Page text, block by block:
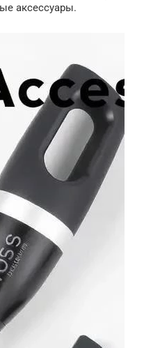
аксессуары.